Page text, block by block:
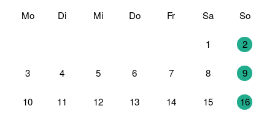
Mo Di Mi Do Fr Sa So
1 2
3 4 5 6 7 8 9
10 11 12 13 14 15 16